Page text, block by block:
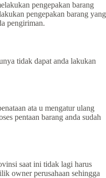
pengepakan barang
pengepakan barang yang
pengiriman.
tidak dapat anda lakukan
ata u mengatur ulang
pentaan barang anda sudah
saat ini tidak lagi harus
owner perusahaan sehingga